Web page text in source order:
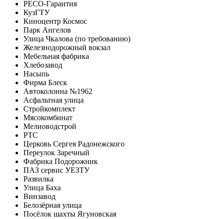
РЕСО-Гарантия
КузГТУ
Киноцентр Космос
Парк Ангелов
Улица Чкалова (по требованию)
Железнодорожный вокзал
Мебельная фабрика
Хлебозавод
Насыпь
Фирма Блеск
Автоколонна №1962
Асфальтная улица
Стройкомплект
Мясокомбинат
Мелиоводстрой
РТС
Церковь Сергея Радонежского
Переулок Заречный
Фабрика Подорожник
ПАЗ сервис УЕЗТУ
Развилка
Улица Баха
Винзавод
Белозёрная улица
Посёлок шахты Ягуновская